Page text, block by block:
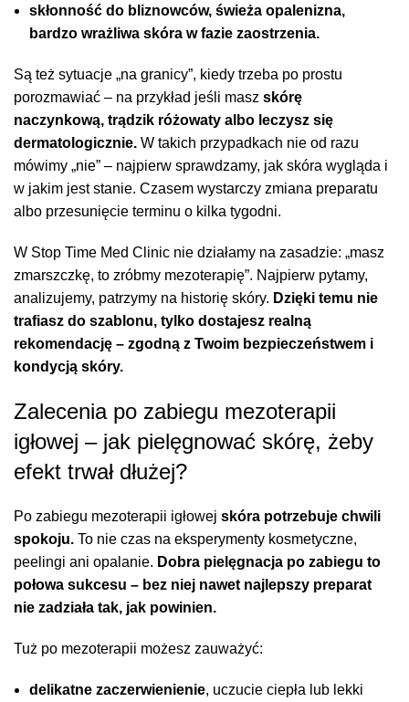
skłonność do bliznowców, świeża opalenizna,
bardzo wrażliwa skóra w fazie zaostrzenia.
Są też sytuacje „na granicy”, kiedy trzeba po prostu
porozmawiać – na przykład jeśli masz skórę
naczynkową, trądzik różowaty albo leczysz się
dermatologicznie. W takich przypadkach nie od razu
mówimy „nie” – najpierw sprawdzamy, jak skóra wygląda i
w jakim jest stanie. Czasem wystarczy zmiana preparatu
albo przesunięcie terminu o kilka tygodni.
W Stop Time Med Clinic nie działamy na zasadzie: „masz
zmarszczkę, to zróbmy mezoterapię”. Najpierw pytamy,
analizujemy, patrzymy na historię skóry. Dzięki temu nie
trafiasz do szablonu, tylko dostajesz realną
rekomendację – zgodną z Twoim bezpieczeństwem i
kondycją skóry.
Zalecenia po zabiegu mezoterapii
igłowej – jak pielęgnować skórę, żeby
efekt trwał dłużej?
Po zabiegu mezoterapii igłowej skóra potrzebuje chwili
spokoju. To nie czas na eksperymenty kosmetyczne,
peelingi ani opalanie. Dobra pielęgnacja po zabiegu to
połowa sukcesu – bez niej nawet najlepszy preparat
nie zadziała tak, jak powinien.
Tuż po mezoterapii możesz zauważyć:
delikatne zaczerwienienie, uczucie ciepła lub lekki